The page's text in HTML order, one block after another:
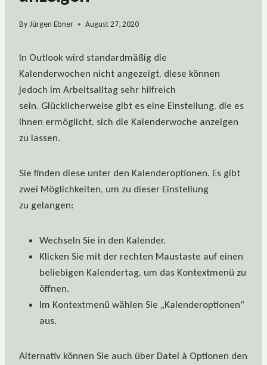
ByJürgen Ebner August 27, 2020
In Outlook wird standardmäßig die
Kalenderwochen nicht angezeigt, diese können
jedoch im Arbeitsalltag sehr hilfreich
sein. Glücklicherweise gibt es eine Einstellung, die es
Ihnen ermöglicht, sich die Kalenderwoche anzeigen
zu lassen.
Siefinden diese unter den Kalenderoptionen. Es gibt
zwei Möglichkeiten, um zu dieser Einstellung
zu gelangen:
Wechseln Sie in den Kalender.
Klicken Sie mit der rechten Maustaste auf einen
beliebigen Kalendertag, um das Kontextmenü zu
öffnen.
Im Kontextmenü wählen Sie „Kalenderoptionen“
aus.
Alternativ können Sie auch über Datei à Optionen den